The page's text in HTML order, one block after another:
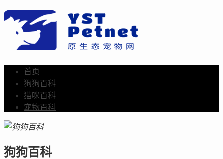
首页
狗狗百科
猫咪百科
宠物百科
狗狗百科